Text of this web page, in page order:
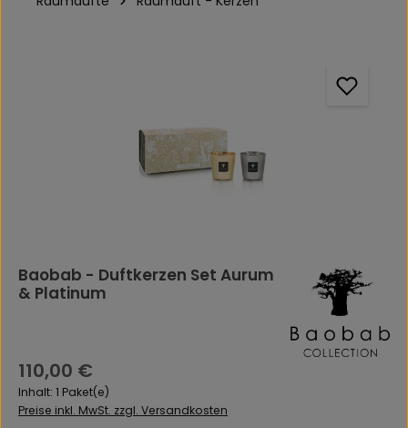
Baobab - Duftkerzen Set Aurum
& Platinum
Regulärer Preis:
110,00 €
Inhalt: 1 Paket(e)
Preise inkl. MwSt. zzgl. Versandkosten